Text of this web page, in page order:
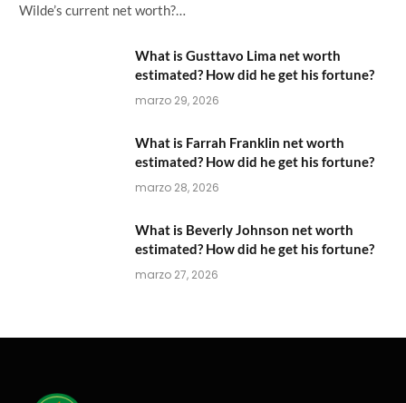
Wilde’s current net worth?…
What is Gusttavo Lima net worth
estimated? How did he get his fortune?
marzo 29, 2026
What is Farrah Franklin net worth
estimated? How did he get his fortune?
marzo 28, 2026
What is Beverly Johnson net worth
estimated? How did he get his fortune?
marzo 27, 2026